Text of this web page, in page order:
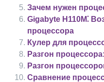
Зачем нужен
Gigabyte H110M⁚
процессора
Кулер для
Разгон
Разгон
Сравнение